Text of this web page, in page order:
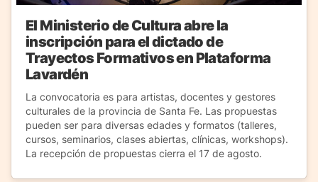
El Ministerio de Cultura abre la
inscripción para el dictado de
Trayectos Formativos en Plataforma
Lavardén
La convocatoria es para artistas, docentes y gestores
culturales de la provincia de Santa Fe. Las propuestas
pueden ser para diversas edades y formatos (talleres,
cursos, seminarios, clases abiertas, clínicas, workshops).
La recepción de propuestas cierra el 17 de agosto.